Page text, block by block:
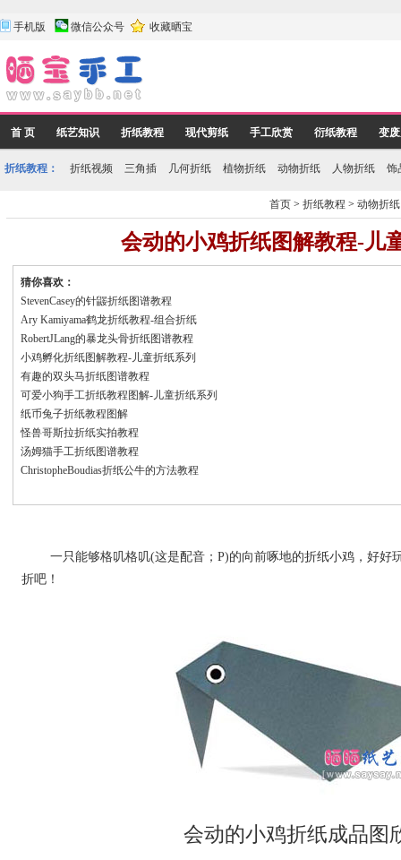
手机版 微信公众号 收藏晒宝
首 页 纸艺知识 折纸教程 现代剪纸 手工欣赏 衍纸教程 变
折纸教程： 折纸视频 三角插 几何折纸 植物折纸 动物折纸 人物折纸 饰
首页 >折纸教程 >动物折纸
会动的小鸡折纸图解教程-儿
猜你喜欢：
StevenCasey的针鼹折纸图谱教程
Ary Kamiyama鹤龙折纸教程-组合折纸
RobertJLang的暴龙头骨折纸图谱教程
小鸡孵化折纸图解教程-儿童折纸系列
有趣的双头马折纸图谱教程
可爱小狗手工折纸教程图解-儿童折纸系列
纸币兔子折纸教程图解
怪兽哥斯拉折纸实拍教程
汤姆猫手工折纸图谱教程
ChristopheBoudias折纸公牛的方法教程
一只能够格叽格叽(这是配音；P)的向前啄地的折纸小鸡，好好
折吧！
会动的小鸡折纸成品图